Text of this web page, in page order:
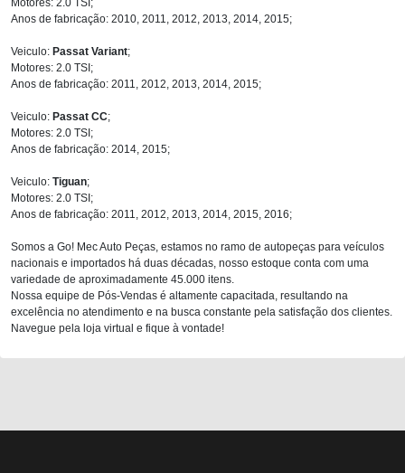
Anos de fabricação: 2010, 2011, 2012, 2013, 2014, 2015;
Veiculo: Passat Variant;
Motores: 2.0 TSI;
Anos de fabricação: 2011, 2012, 2013, 2014, 2015;
Veiculo: Passat CC;
Motores: 2.0 TSI;
Anos de fabricação: 2014, 2015;
Veiculo: Tiguan;
Motores: 2.0 TSI;
Anos de fabricação: 2011, 2012, 2013, 2014, 2015, 2016;
Somos a Go! Mec Auto Peças, estamos no ramo de autopeças para veículos
nacionais e importados há duas décadas, nosso estoque conta com uma
variedade de aproximadamente 45.000 itens.
Nossa equipe de Pós-Vendas é altamente capacitada, resultando na
excelência no atendimento e na busca constante pela satisfação dos clientes.
Navegue pela loja virtual e fique à vontade!